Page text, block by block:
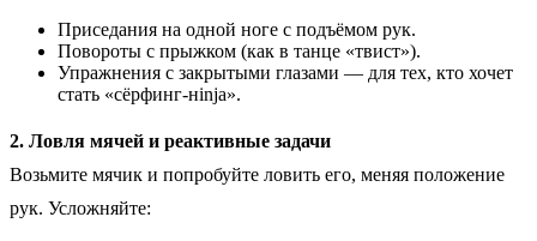
Приседания на одной ноге с подъёмом рук.
Повороты с прыжком (как в танце «твист»).
Упражнения с закрытыми глазами — для тех, кто хочет
стать «сёрфинг-нinja».
2. Ловля мячей и реактивные задачи
Возьмите мячик и попробуйте ловить его, меняя положение
рук. Усложняйте: